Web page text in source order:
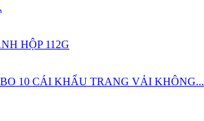
HỘP 112G
10 CÁI KHẨU TRANG VẢI KHÔNG...